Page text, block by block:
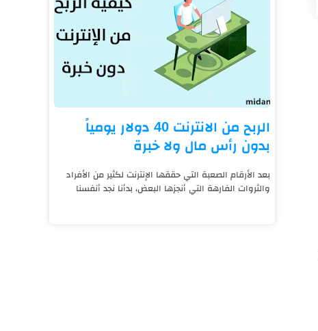
الربح من الانترنت 40 دولار يومياً
بدون رأس مال ولا خبرة
بعد الأرقام الصعبة التي حققها الإنترنت لكثير من الأفراد
والثروات الفارهة التي أنجزها البعض، بدأنا نجد أنفسنا